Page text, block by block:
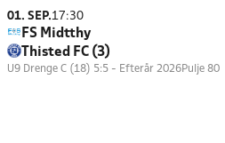
01. SEP.17:30
FS Midtthy
Thisted FC (3)
U9 Drenge C (18) 5:5 - Efterår 2026Pulje 80